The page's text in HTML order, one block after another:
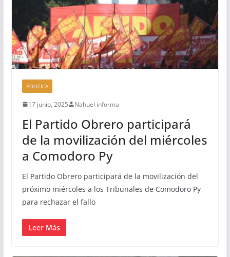
POLITICA
17 junio, 2025 Nahuel informa
El Partido Obrero participará
de la movilización del miércoles
a Comodoro Py
El Partido Obrero participará de la movilización del
próximo miércoles a los Tribunales de Comodoro Py
para rechazar el fallo
Leer Más